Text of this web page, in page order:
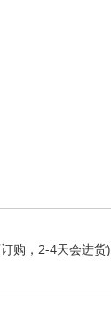
购，2-4天会进货)